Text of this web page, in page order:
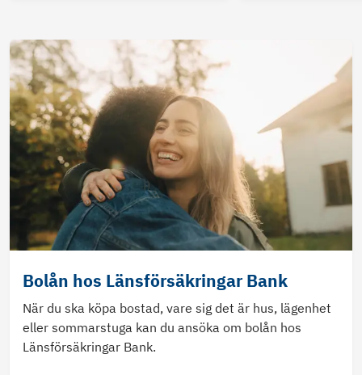
Bolån hos Länsförsäkringar Bank
När du ska köpa bostad, vare sig det är hus, lägenhet
eller sommarstuga kan du ansöka om bolån hos
Länsförsäkringar Bank.